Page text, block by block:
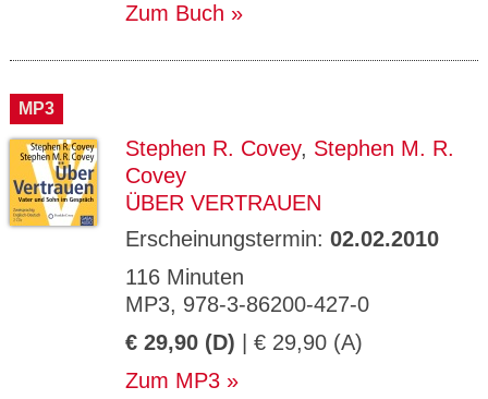
Zum Buch
MP3
Stephen R. Covey, Stephen M. R.
Covey
ÜBER VERTRAUEN
Erscheinungstermin: 02.02.2010
116 Minuten
MP3, 978-3-86200-427-0
€ 29,90 (D) | € 29,90 (A)
Zum MP3